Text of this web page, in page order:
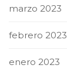
marzo 2023
febrero 2023
enero 2023